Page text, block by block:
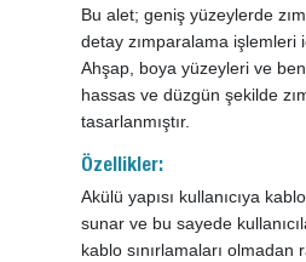
Bu alet; geniş yüzeylerde
detay zımparalama işlemleri
Ahşap, boya yüzeyleri ve
hassas ve düzgün şekilde
tasarlanmıştır.
Özellikler:
Akülü yapısı kullanıcıya
sunar ve bu sayede
kablo sınırlamaları olmadan